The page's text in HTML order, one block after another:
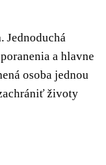
Jednoduchá
a hlavne
osoba jednou
životy